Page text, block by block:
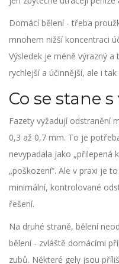
Domácí bělení - třeba
mnohem nižší koncentraci
Výsledek je méně výrazný a
rychlejší a účinnější, ale i
Co se stane
Fazety vyžadují odstranění
0,3 až 0,7 mm. To je
nevypadala jako „přilepená
„poškození“. Ale v praxi je
minimální, kontrolované
řešení.
Na druhé straně, bělení
bělení - zvláště domácími
zubů. Některé gely jsou